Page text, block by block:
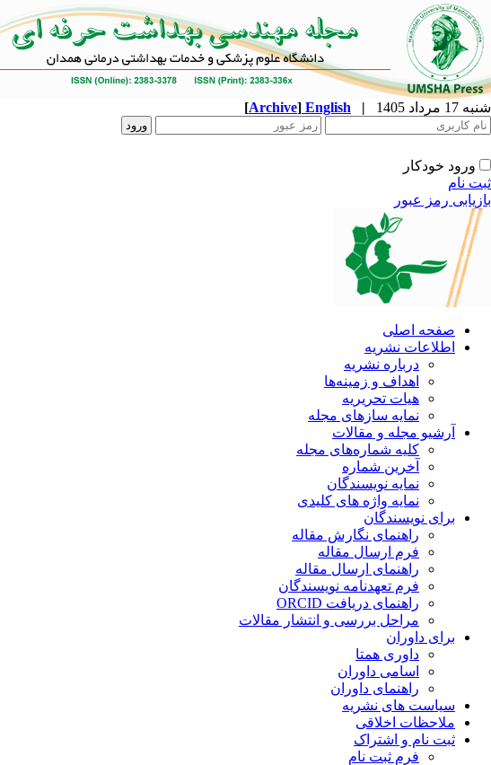
شنبه 17 مرداد 1405 |
English
[Archive]
ورود خودکار
ثبت نام
بازیابی رمز عبور
صفحه اصلی
اطلاعات نشریه
درباره نشریه
اهداف و زمینه‌ها
هیات تحریریه
نمایه سازهای مجله
آرشیو مجله و مقالات
کلیه شماره‌های مجله
آخرین شماره
نمایه نویسندگان
نمایه واژه های کلیدی
برای نویسندگان
راهنمای نگارش مقاله
فرم ارسال مقاله
راهنمای ارسال مقاله
فرم تعهدنامه نویسندگان
راهنمای دریافت ORCID
مراحل بررسی و انتشار مقالات
برای داوران
داوری همتا
اسامی داوران
راهنمای داوران
سیاست های نشریه
ملاحظات اخلاقی
ثبت نام و اشتراک
فرم ثبت نام